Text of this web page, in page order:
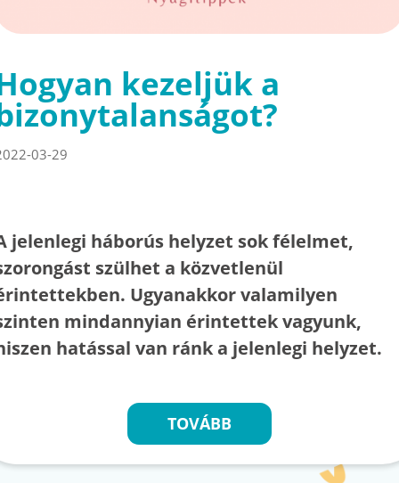
kezeljük a
03-29
jelenlegi háborús helyzet sok félelmet,
szülhet a közvetlenül
Ugyanakkor valamilyen
mindannyian érintettek vagyunk,
hatással van ránk a jelenlegi helyzet.
TOVÁBB